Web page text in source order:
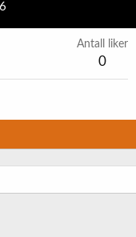
Antall liker
0